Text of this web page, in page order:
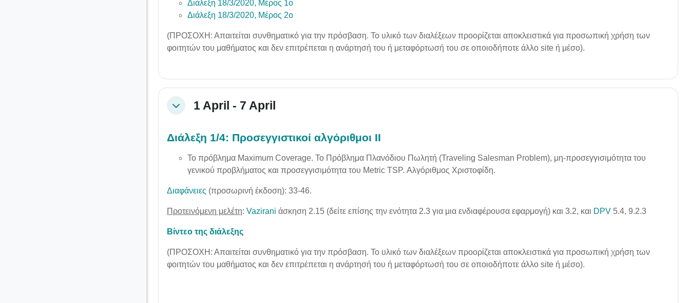
Διάλεξη 18/3/2020, Μέρος 1ο
Διάλεξη 18/3/2020, Μέρος 2ο
(ΠΡΟΣΟΧΗ: Απαιτείται συνθηματικό για την πρόσβαση. Το υλικό των διαλέξεων προορίζεται αποκλειστικά για προσωπική χρήση των
φοιτητών του μαθήματος και δεν επιτρέπεται η ανάρτησή του ή μεταφόρτωσή του σε οποιοδήποτε άλλο site ή μέσο).
Collapse1 April - 7 April
Διάλεξη 1/4: Προσεγγιστικοί αλγόριθμοι ΙΙ
Το πρόβλημα Maximum Coverage. Το Πρόβλημα Πλανόδιου Πωλητή (Traveling Salesman Problem), μη-προσεγγισιμότητα του
γενικού προβλήματος και προσεγγισιμότητα του Metric TSP. Αλγόριθμος Χριστοφίδη.
Διαφάνειες (προσωρινή έκδοση): 33-46.
Προτεινόμενη μελέτη: Vazirani άσκηση 2.15 (δείτε επίσης την ενότητα 2.3 για μια ενδιαφέρουσα εφαρμογή) και 3.2, και DPV 5.4, 9.2.3
Βίντεο της διάλεξης
(ΠΡΟΣΟΧΗ: Απαιτείται συνθηματικό για την πρόσβαση. Το υλικό των διαλέξεων προορίζεται αποκλειστικά για προσωπική χρήση των
φοιτητών του μαθήματος και δεν επιτρέπεται η ανάρτησή του ή μεταφόρτωσή του σε οποιοδήποτε άλλο site ή μέσο).